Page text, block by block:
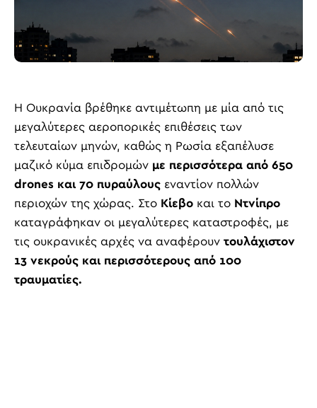
Η Ουκρανία βρέθηκε αντιμέτωπη με μία από τις
μεγαλύτερες αεροπορικές επιθέσεις των
τελευταίων μηνών, καθώς η Ρωσία εξαπέλυσε
μαζικό κύμα επιδρομών με περισσότερα από 650
drones και 70 πυραύλους εναντίον πολλών
περιοχών της χώρας. Στο Κίεβο και το Ντνίπρο
καταγράφηκαν οι μεγαλύτερες καταστροφές, με
τις ουκρανικές αρχές να αναφέρουν τουλάχιστον
13 νεκρούς και περισσότερους από 100
τραυματίες.